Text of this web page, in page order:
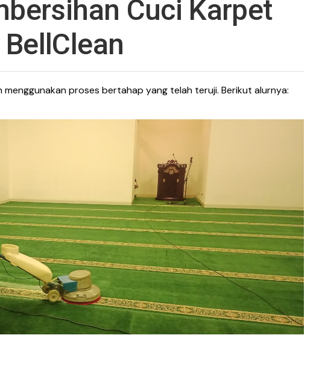
Cuci Karpet
BellClean
menggunakan proses bertahap yang telah teruji. Berikut alurnya: